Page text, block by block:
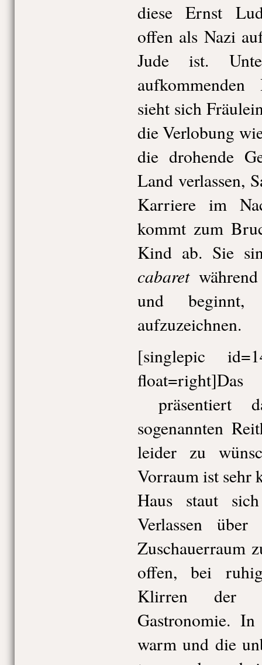
diese Ernst
offen als Nazi
Jude ist.
sieht sich
die Verlobung
die drohende
Land verlassen,
Karriere im
kommt zum
Kind ab. Sie
cabaret
und beginnt,
aufzuzeichnen.
[singlepic
präsentiert
sogenannten
leider zu
Vorraum ist sehr
Haus staut
Verlassen
Zuschauerraum
offen, bei
Klirren der
Gastronomie.
warm und die